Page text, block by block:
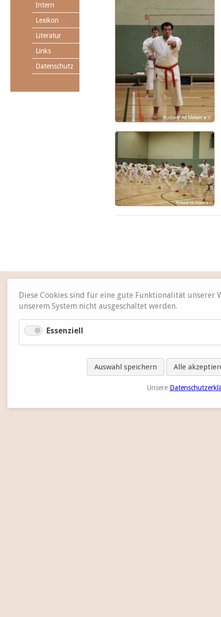
Intern
Lexikon
Literatur
Links
Datenschutz
Diese Cookies sind für eine gute Funktionalität
unserem System nicht ausgeschaltet werden.
Essenziell
Auswahl speichern Alle
Unsere